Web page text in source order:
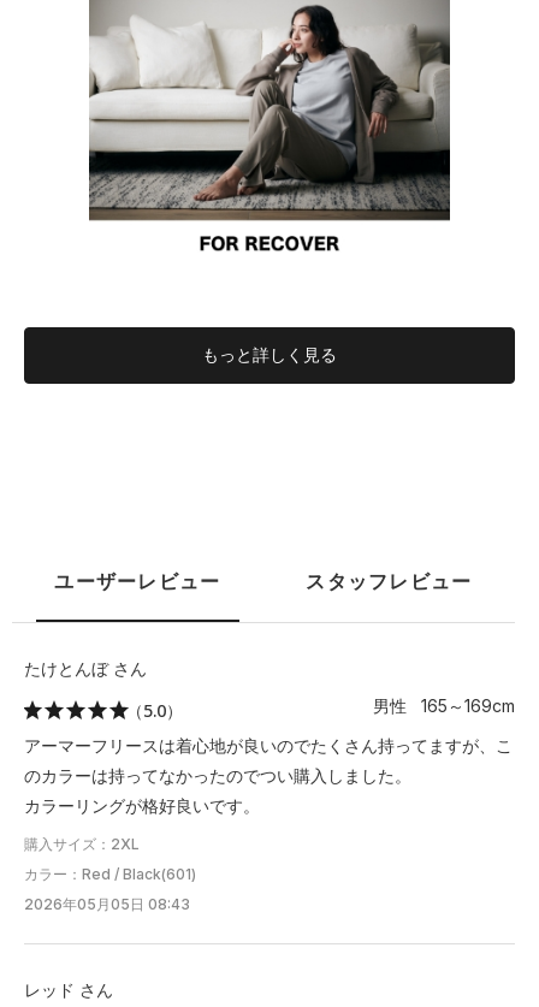
もっと詳しく見る
ユーザーレビュー スタッフレビュー
たけとんぼ さん
（5.0）
男性 165～169cm
アーマーフリースは着心地が良いのでたくさん持ってますが、こ
のカラーは持ってなかったのでつい購入しました。
カラーリングが格好良いです。
購入サイズ：2XL
カラー：Red / Black(601)
2026年05月05日 08:43
レッド さん